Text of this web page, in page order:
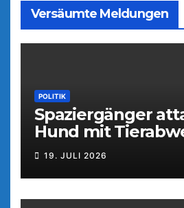
Versäumte Meldungen
POLITIK
Spaziergänger
Hund mit
19. JULI 2026